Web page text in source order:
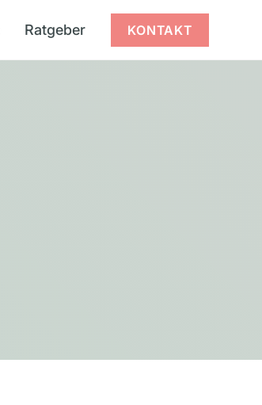
Ratgeber KONTAKT